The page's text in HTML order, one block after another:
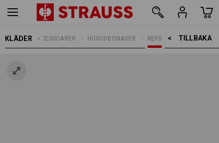
KLÄDER TILLBAKA    >
KEPS
HUVUDBONADER
ACCESSOARER